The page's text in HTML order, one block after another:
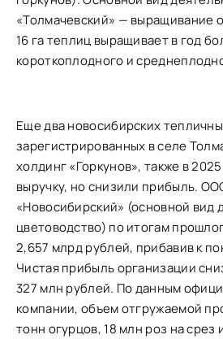
«Толмачевский» — выращивание
16 га теплиц выращивает в год
короткоплодного и
Еще два новосибирских
зарегистрированных в селе
холдинг «Горкунов», также в
выручку, но снизили прибыль.
«Новосибирский» (основной вид
цветоводство) по итогам
2,657 млрд рублей, прибавив к
Чистая прибыль организации
327 млн рублей. По данным
компании, объем отгружаемой
тонн огурцов, 18 млн роз на срез